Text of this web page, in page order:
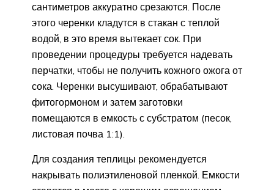
сантиметров аккуратно срезаются. После
этого черенки кладутся в стакан с теплой
водой, в это время вытекает сок. При
проведении процедуры требуется надевать
перчатки, чтобы не получить кожного ожога от
сока. Черенки высушивают, обрабатывают
фитогормоном и затем заготовки
помещаются в емкость с субстратом (песок,
листовая почва 1:1).
Для создания теплицы рекомендуется
накрывать полиэтиленовой пленкой. Емкости